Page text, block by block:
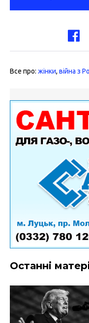
Все про: жінки, війна з
Останні